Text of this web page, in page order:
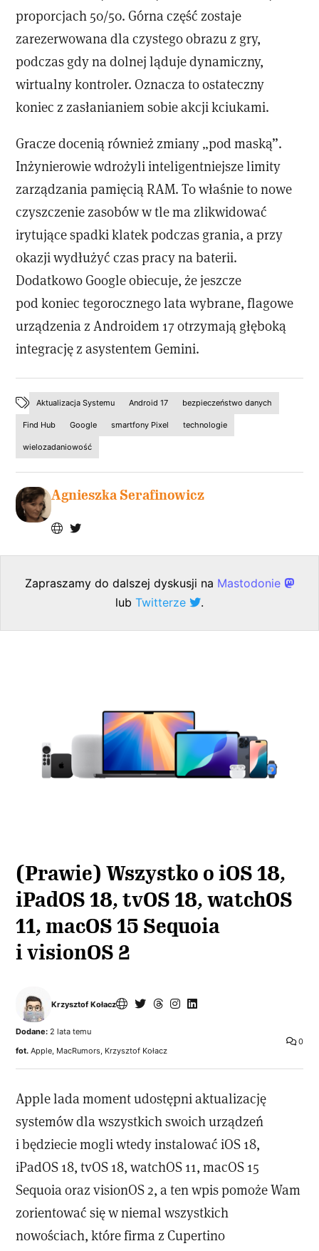
proporcjach 50/50. Górna część zostaje
zarezerwowana dla czystego obrazu z gry,
podczas gdy na dolnej ląduje dynamiczny,
wirtualny kontroler. Oznacza to ostateczny
koniec z zasłanianiem sobie akcji kciukami.
Gracze docenią również zmiany „pod maską”.
Inżynierowie wdrożyli inteligentniejsze limity
zarządzania pamięcią RAM. To właśnie to nowe
czyszczenie zasobów w tle ma zlikwidować
irytujące spadki klatek podczas grania, a przy
okazji wydłużyć czas pracy na baterii.
Dodatkowo Google obiecuje, że jeszcze
pod koniec tegorocznego lata wybrane, flagowe
urządzenia z Androidem 17 otrzymają głęboką
integrację z asystentem Gemini.
Aktualizacja Systemu Android 17 bezpieczeństwo danych
Find Hub Google smartfony Pixel technologie
wielozadaniowość
Agnieszka Serafinowicz
Zapraszamy do dalszej dyskusji na Mastodonie
lub Twitterze .
(Prawie) Wszystko o iOS 18,
iPadOS 18, tvOS 18, watchOS
11, macOS 15 Sequoia
i visionOS 2
Krzysztof Kołacz
0
Dodane: 2 lata temu
fot. Apple, MacRumors, Krzysztof Kołacz
Apple lada moment udostępni aktualizację
systemów dla wszystkich swoich urządzeń
i będziecie mogli wtedy instalować iOS 18,
iPadOS 18, tvOS 18, watchOS 11, macOS 15
Sequoia oraz visionOS 2, a ten wpis pomoże Wam
zorientować się w niemal wszystkich
nowościach, które firma z Cupertino